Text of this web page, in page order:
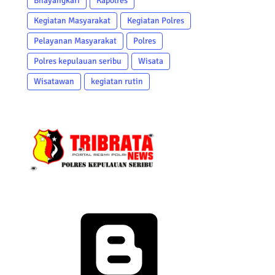
Kegiatan Masyarakat
Kegiatan Polres
Pelayanan Masyarakat
Polres
Polres kepulauan seribu
Wisata
Wisatawan
kegiatan rutin